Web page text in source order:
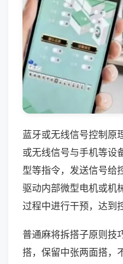
蓝牙或无线信号控制原
或无线信号与手机等设
型等指令，发送信号给
驱动内部微型电机或机
过程中进行干预，达到
普通麻将拆搭子原则技
搭，保留中张两面搭，